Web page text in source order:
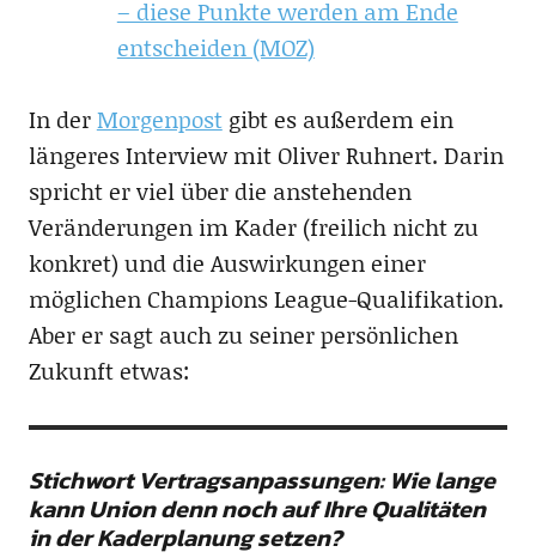
– diese Punkte werden am Ende
entscheiden (MOZ)
In derMorgenpostgibt es außerdem ein
längeres Interview mit Oliver Ruhnert. Darin
spricht er viel über die anstehenden
Veränderungen im Kader (freilich nicht zu
konkret) und die Auswirkungen einer
möglichen Champions League-Qualifikation.
Aber er sagt auch zu seiner persönlichen
Zukunft etwas:
Stichwort Vertragsanpassungen: Wie lange
kann Union denn noch auf Ihre Qualitäten
in der Kaderplanung setzen?